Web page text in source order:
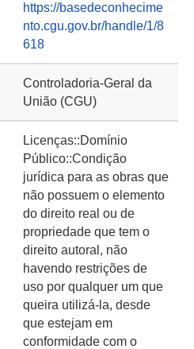
https://basedeconhecime
nto.cgu.gov.br/handle/1/8
618
Controladoria-Geral da
União (CGU)
Licenças::Domínio
Público::Condição
jurídica para as obras que
não possuem o elemento
do direito real ou de
propriedade que tem o
direito autoral, não
havendo restrições de
uso por qualquer um que
queira utilizá-la, desde
que estejam em
conformidade com o